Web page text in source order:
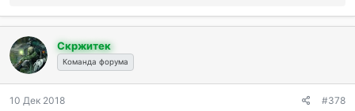
б
а
г
о
а
Скржитек
Команда форума
10 Дек 2018 #378